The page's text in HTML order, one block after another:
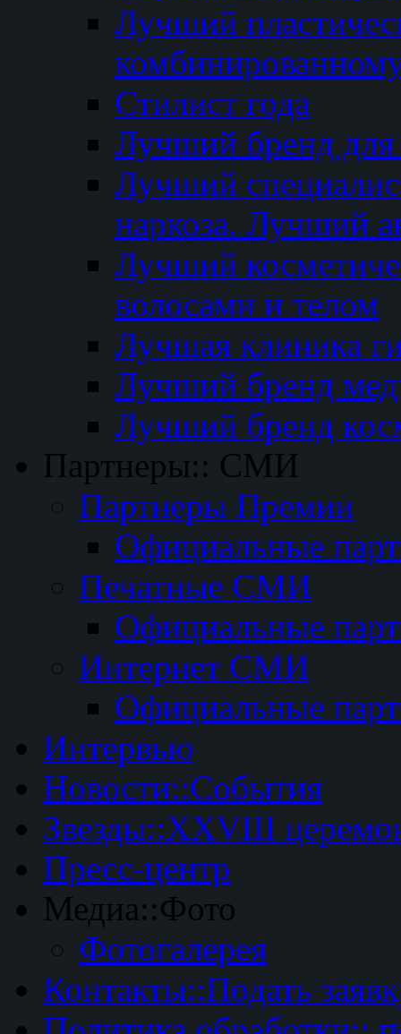
Лучший
Стилист года
Лучший бренд
Лучший
наркоза. Лучший
Лучший
волосами и телом
Лучшая клиника
Лучший бренд
Лучший бренд
Партнеры:: СМИ
Партнеры Премии
Официальные
Печатные СМИ
Официальные
Интернет СМИ
Официальные
Интервью
Новости::События
Звезды::XXVIII
Пресс-центр
Медиа::Фото
Фотогалерея
Контакты::Подать